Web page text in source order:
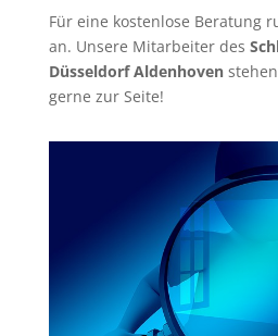
Für eine kostenlose Beratung
an. Unsere Mitarbeiter des
Düsseldorf Aldenhoven
gerne zur Seite!